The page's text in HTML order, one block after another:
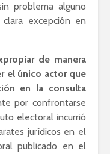
problema alguno
excepción en
de manera
el único actor que
en la consulta
por confrontarse
electoral incurrió
jurídicos en el
publicado en el